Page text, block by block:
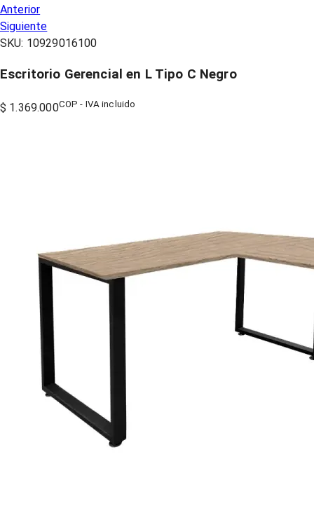
Anterior
Siguiente
SKU: 10929016100
Escritorio Gerencial en L Tipo C Negro
$ 1.369.000COP - IVA incluido